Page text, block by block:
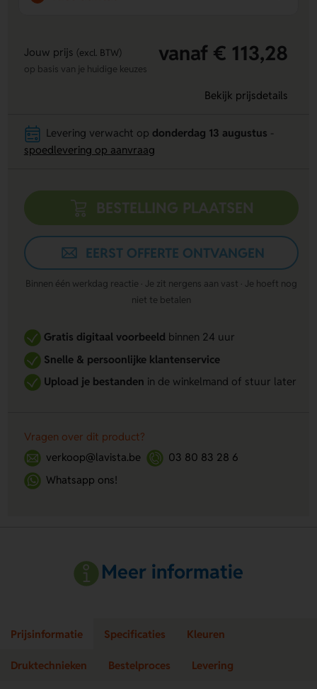
Jouw prijs (excl. BTW) vanaf € 113,28
op basis van je huidige keuzes
Bekijk prijsdetails
Levering verwacht op donderdag 13 augustus
spoedlevering op aanvraag
BESTELLING PLAATSEN
EERST OFFERTE ONTVANGEN
Binnen één werkdag reactie · Je zit nergens aan vast · Je hoeft nog
niet te betalen
Gratis digitaal voorbeeldbinnen 24 uur
Snelle & persoonlijke klantenservice
Upload je bestanden in de winkelmand of stuur later
Vragen over dit product?
verkoop@lavista.be
03 80 83 28 6
Whatsapp ons!
Meer informatie
Prijsinformatie Specificaties Kleuren
Druktechnieken Bestelproces Levering